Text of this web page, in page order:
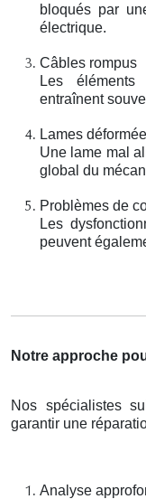
bloqués par
électrique.
Câbles rompus
Les
entraînent
Lames
Une lame mal
global du
Problèmes de
Les
peuvent
Notre approche
Nos spécialistes
garantir une
Analyse